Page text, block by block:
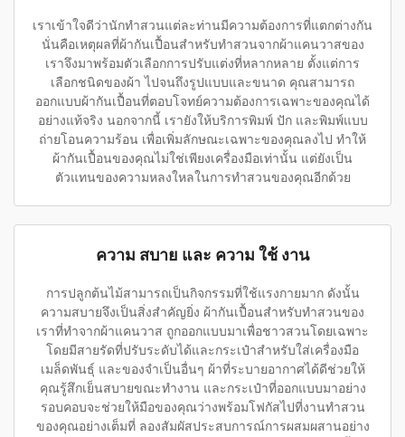
เราเข้าใจดีว่านักทำสวนแต่ละท่านมีความต้องการที่แตกต่างกัน
นั่นคือเหตุผลที่ผ้ากันเปื้อนสำหรับทำสวนจากผ้าแคนวาสของ
เราจึงมาพร้อมตัวเลือกการปรับแต่งที่หลากหลาย ตั้งแต่การ
เลือกชนิดของผ้า ไปจนถึงรูปแบบและขนาด คุณสามารถ
ออกแบบผ้ากันเปื้อนที่ตอบโจทย์ความต้องการเฉพาะของคุณได้
อย่างแท้จริง นอกจากนี้ เรายังให้บริการพิมพ์ ปัก และพิมพ์แบบ
ถ่ายโอนความร้อน เพื่อเพิ่มลักษณะเฉพาะของคุณลงไป ทำให้
ผ้ากันเปื้อนของคุณไม่ใช่เพียงเครื่องมือเท่านั้น แต่ยังเป็น
ตัวแทนของความหลงใหลในการทำสวนของคุณอีกด้วย
ความ สบาย และ ความ ใช้ งาน
การปลูกต้นไม้สามารถเป็นกิจกรรมที่ใช้แรงกายมาก ดังนั้น
ความสบายจึงเป็นสิ่งสำคัญยิ่ง ผ้ากันเปื้อนสำหรับทำสวนของ
เราที่ทำจากผ้าแคนวาส ถูกออกแบบมาเพื่อชาวสวนโดยเฉพาะ
โดยมีสายรัดที่ปรับระดับได้และกระเป๋าสำหรับใส่เครื่องมือ
เมล็ดพันธุ์ และของจำเป็นอื่นๆ ผ้าที่ระบายอากาศได้ดีช่วยให้
คุณรู้สึกเย็นสบายขณะทำงาน และกระเป๋าที่ออกแบบมาอย่าง
รอบคอบจะช่วยให้มือของคุณว่างพร้อมโฟกัสไปที่งานทำสวน
ของคุณอย่างเต็มที่ ลองสัมผัสประสบการณ์การผสมผสานอย่าง